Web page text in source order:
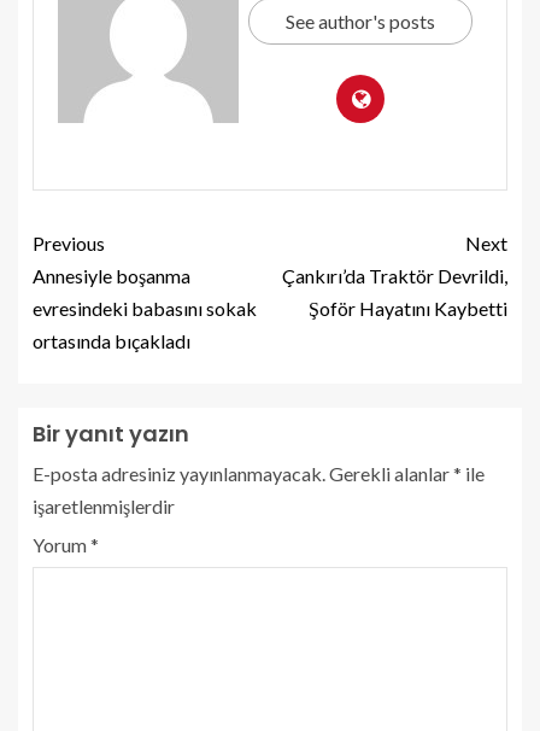
See author's posts
Previous
Annesiyle boşanma
evresindeki babasını sokak
ortasında bıçakladı
Next
Çankırı’da Traktör Devrildi,
Şoför Hayatını Kaybetti
Bir yanıt yazın
E-posta adresiniz yayınlanmayacak.Gerekli alanlar* ile
işaretlenmişlerdir
Yorum*